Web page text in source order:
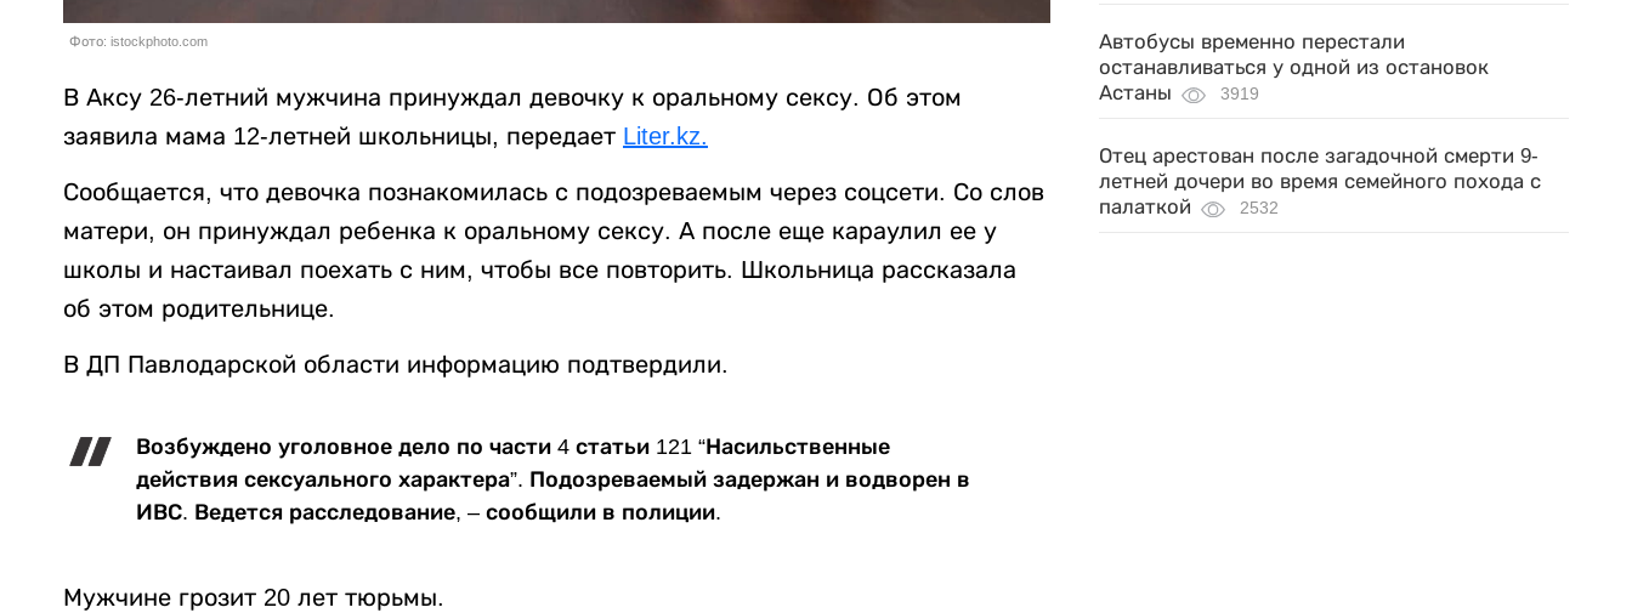
Фото: istockphoto.com
В Аксу 26-летний мужчина принуждал девочку к оральному сексу. Об этом
заявила мама 12-летней школьницы, передает Liter.kz.
Сообщается, что девочка познакомилась с подозреваемым через соцсети. Со слов
матери, он принуждал ребенка к оральному сексу. А после еще караулил ее у
школы и настаивал поехать с ним, чтобы все повторить. Школьница рассказала
об этом родительнице.
В ДП Павлодарской области информацию подтвердили.
Возбуждено уголовное дело по части 4 статьи 121 “Насильственные
действия сексуального характера”. Подозреваемый задержан и водворен в
ИВС. Ведется расследование, – сообщили в полиции.
Мужчине грозит 20 лет тюрьмы.
Автобусы временно перестали
останавливаться у одной из остановок
Астаны
3919
Отец арестован после загадочной смерти 9-
летней дочери во время семейного похода с
палаткой
2532